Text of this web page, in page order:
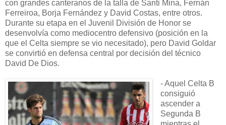
con grandes canteranos de la talla de Santi Mina, Fernán
Ferreiroa, Borja Fernández y David Costas, entre otros.
Durante su etapa en el Juvenil División de Honor se
desenvolvía como mediocentro defensivo (posición en la
que el Celta siempre se vio necesitado), pero David Goldar
se convirtió en defensa central por decisión del técnico
David De Dios.
- Aquel Celta B
consiguió
ascender a
Segunda B